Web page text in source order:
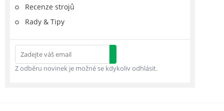
Recenze strojů
Rady & Tipy
Z odběru novinek je možné se kdykoliv odhlásit.